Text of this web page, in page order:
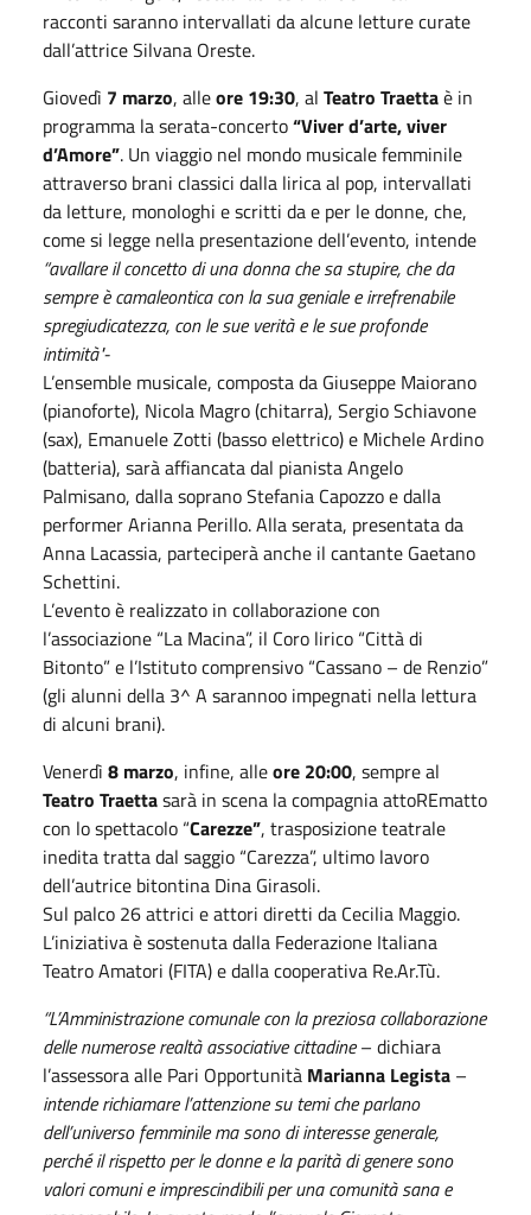
racconti saranno intervallati da alcune letture curate
dall’attrice Silvana Oreste.
Giovedì 7 marzo, alleore 19:30, al Teatro Traettaè in
programma la serata-concerto“Viver d’arte, viver
d’Amore”. Un viaggio nel mondo musicale femminile
attraverso brani classici dalla lirica al pop, intervallati
da letture, monologhi e scritti da e per le donne, che,
come si legge nella presentazione dell’evento, intende
“avallare il concetto di una donna che sa stupire, che da
sempre è camaleontica con la sua geniale e irrefrenabile
spregiudicatezza, con le sue verità e le sue profonde
intimità"-
L’ensemble musicale, composta da Giuseppe Maiorano
(pianoforte), Nicola Magro (chitarra), Sergio Schiavone
(sax), Emanuele Zotti (basso elettrico) e Michele Ardino
(batteria), sarà affiancata dal pianista Angelo
Palmisano, dalla soprano Stefania Capozzo e dalla
performer Arianna Perillo. Alla serata, presentata da
Anna Lacassia, parteciperà anche il cantante Gaetano
Schettini.
L’evento è realizzato in collaborazione con
l’associazione “La Macina”, il Coro lirico “Città di
Bitonto” e l’Istituto comprensivo “Cassano – de Renzio”
(gli alunni della 3^ A sarannoo impegnati nella lettura
di alcuni brani).
Venerdì 8 marzo, infine, alleore 20:00, sempre al
Teatro Traettasarà in scena la compagnia attoREmatto
con lo spettacolo “Carezze”, trasposizione teatrale
inedita tratta dal saggio “Carezza”, ultimo lavoro
dell’autrice bitontina Dina Girasoli.
Sul palco 26 attrici e attori diretti da Cecilia Maggio.
L’iniziativa è sostenuta dalla Federazione Italiana
Teatro Amatori (FITA) e dalla cooperativa Re.Ar.Tù.
“L’Amministrazione comunale con la preziosa collaborazione
delle numerose realtà associative cittadine– dichiara
l’assessora alle Pari Opportunità Marianna Legista –
intende richiamare l’attenzione su temi che parlano
dell’universo femminile ma sono di interesse generale,
perché il rispetto per le donne e la parità di genere sono
valori comuni e imprescindibili per una comunità sana e